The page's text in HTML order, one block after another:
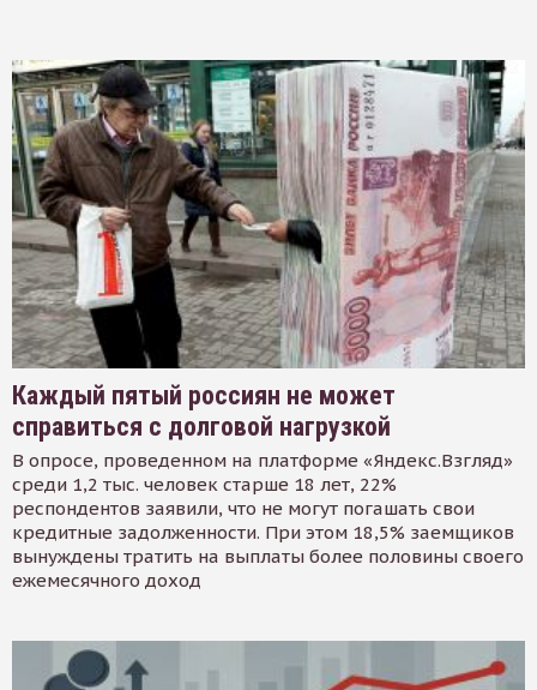
Каждый пятый россиян не может
справиться с долговой нагрузкой
В опросе, проведенном на платформе «Яндекс.Взгляд»
среди 1,2 тыс. человек старше 18 лет, 22%
респондентов заявили, что не могут погашать свои
кредитные задолженности. При этом 18,5% заемщиков
вынуждены тратить на выплаты более половины своего
ежемесячного доход